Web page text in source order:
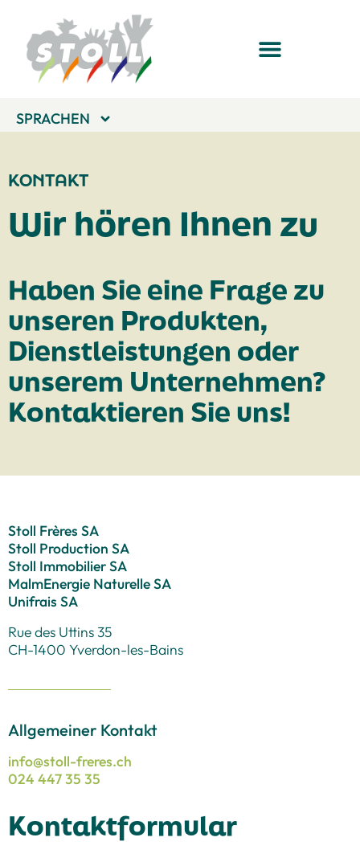
SPRACHEN
KONTAKT
Wir hören Ihnen zu
Haben Sie eine Frage zu
unseren Produkten,
Dienstleistungen oder
unserem Unternehmen?
Kontaktieren Sie uns!
Stoll Frères SA
Stoll Production SA
Stoll Immobilier SA
MalmEnergie Naturelle SA
Unifrais SA
Rue des Uttins 35
CH-1400 Yverdon-les-Bains
Allgemeiner Kontakt
info@stoll-freres.ch
024 447 35 35
Kontaktformular